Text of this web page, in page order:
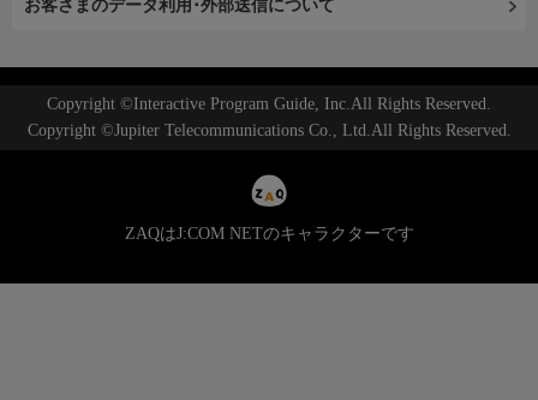
お客さまのデータ利用･外部送信について
Copyright ©Interactive Program Guide, Inc.All Rights Reserved.
Copyright ©Jupiter Telecommunications Co., Ltd.All Rights Reserved.
ZAQはJ:COM NETのキャラクターです